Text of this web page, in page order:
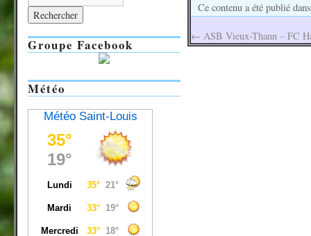
Ce contenu a été publié
← ASB Vieux-Thann – FC
Groupe Facebook
Météo
Météo Saint-Louis